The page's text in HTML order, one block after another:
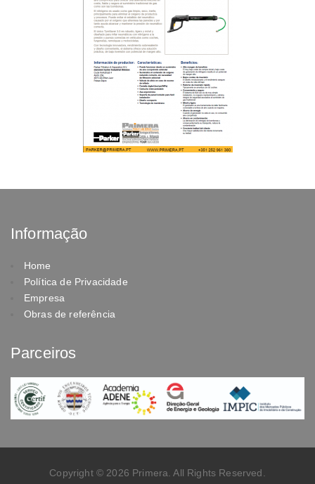
Informação
Home
Política de Privacidade
Empresa
Obras de referência
Parceiros
Copyright © 2026 Primera. All Rights Reserved.